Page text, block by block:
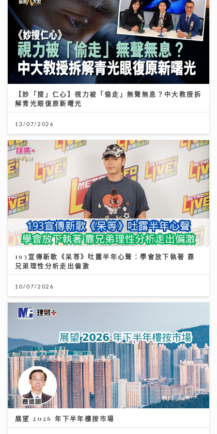
【妙「搜」仁心】視力被「偷走」無聲無息？中大教授拆
解青光眼復原新曙光
13/07/2026
193宣傳新歌《呆等》吐露半年心聲：學會放下執著 靠
兄弟理性分析走出偏激
10/07/2026
展望 2026 年下半年樓按市場